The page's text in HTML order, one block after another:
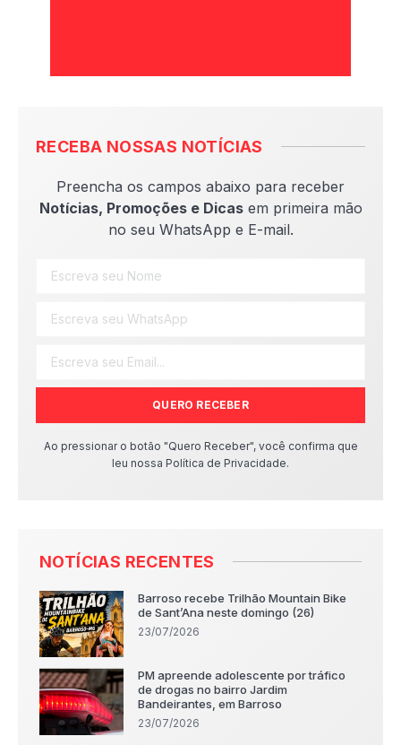
RECEBA NOSSAS NOTÍCIAS
Preencha os campos abaixo para receber
Notícias, Promoções e Dicasem primeira mão
no seu WhatsApp e E-mail.
QUERO RECEBER
Ao pressionar o botão "Quero Receber", você confirma que
leu nossa Política de Privacidade.
NOTÍCIAS RECENTES
Barroso recebe Trilhão Mountain Bike
de Sant’Ana neste domingo (26)
23/07/2026
PM apreende adolescente por tráfico
de drogas no bairro Jardim
Bandeirantes, em Barroso
23/07/2026